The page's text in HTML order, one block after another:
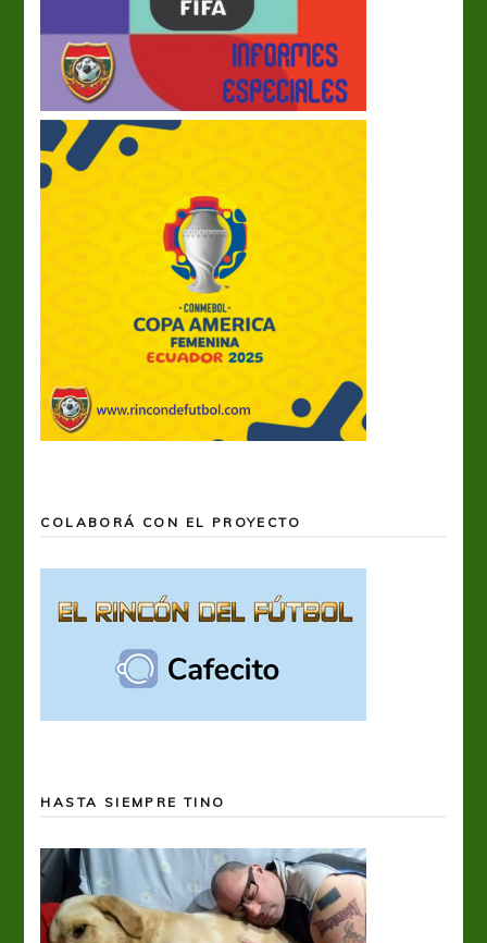
COLABORÁ CON EL PROYECTO
HASTA SIEMPRE TINO